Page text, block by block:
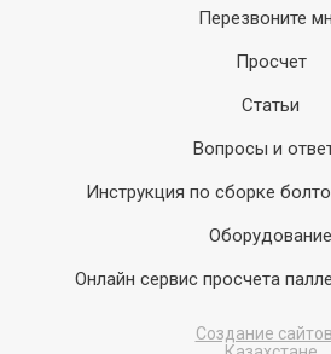
Перезвоните
Просчет
Статьи
Вопросы и
Инструкция по сборке
Оборудование
Онлайн сервис просчета
Создание